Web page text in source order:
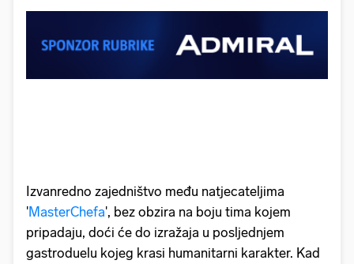
Izvanredno zajedništvo među natjecateljima
'MasterChefa', bez obzira na boju tima kojem
pripadaju, doći će do izražaja u posljednjem
gastroduelu kojeg krasi humanitarni karakter. Kad